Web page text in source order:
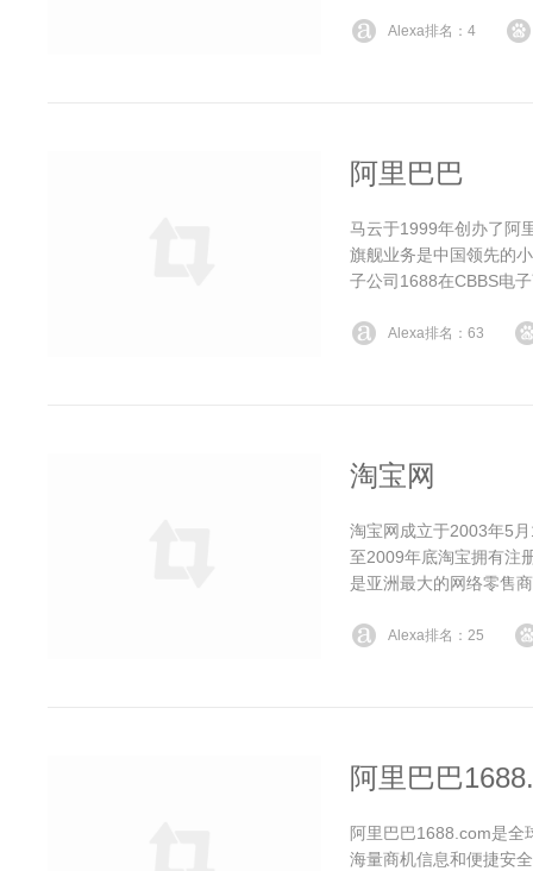
Alexa排名：4
阿里巴巴
马云于1999年创办了阿
旗舰业务是中国领先的
子公司1688在CBBS电
Alexa排名：63
淘宝网
淘宝网成立于2003年5
至2009年底淘宝拥有注
是亚洲最大的网络零售
Alexa排名：25
阿里巴巴
阿里巴巴1688.com是全
海量商机信息和便捷安